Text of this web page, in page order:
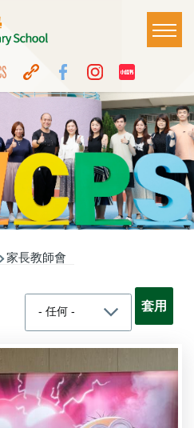
Top
Media
Button
Language
switcher
Main
家長教師會